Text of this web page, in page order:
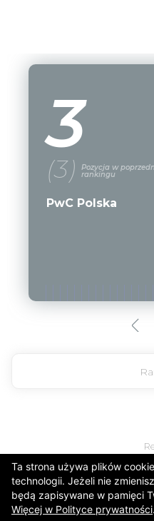
Ta strona używa plików
technologii. Jeżeli nie
będą zapisywane w pamięci
Więcej w Polityce prywatności.